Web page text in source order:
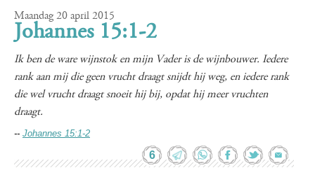
Maandag 20 april 2015
Johannes 15:1-2
Ik ben de ware wijnstok en mijn Vader is de wijnbouwer. Iedere
rank aan mij die geen vrucht draagt snijdt hij weg, en iedere rank
die wel vrucht draagt snoeit hij bij, opdat hij meer vruchten
draagt.
-- Johannes 15:1-2
6